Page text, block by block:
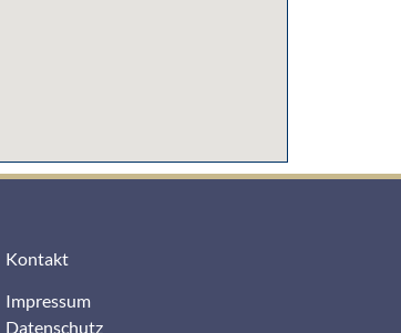
Kontakt
Impressum
Datenschutz